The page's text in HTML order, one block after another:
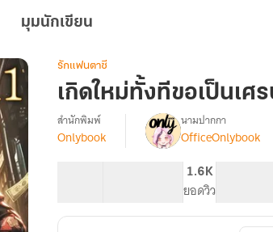
มุมนักเขียน
รักแฟนตาซี
เกิดใหม่ทั้งทีขอเป็นเศ
เรื่อง[จบ]เกิด
เศรษฐีนี
สำนักพิมพ์
Onlybook
นามปากกา
OfficeOnlybook
1.6K
ยอดวิว